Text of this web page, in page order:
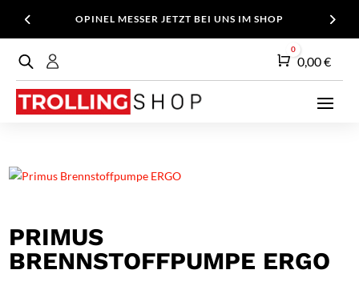
OPINEL MESSER JETZT BEI UNS IM SHOP
Warenkorb
0
0,00€
PRIMUS
BRENNSTOFFPUMPE ERGO